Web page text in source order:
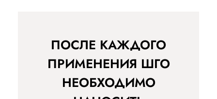
ПОСЛЕ КАЖДОГО
ПРИМЕНЕНИЯ ШГО
НЕОБХОДИМО